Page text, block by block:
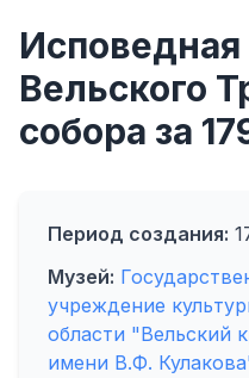
Вельского
собора за
Период создания:
Музей:
учреждение
области "Вельский
имени В.Ф.